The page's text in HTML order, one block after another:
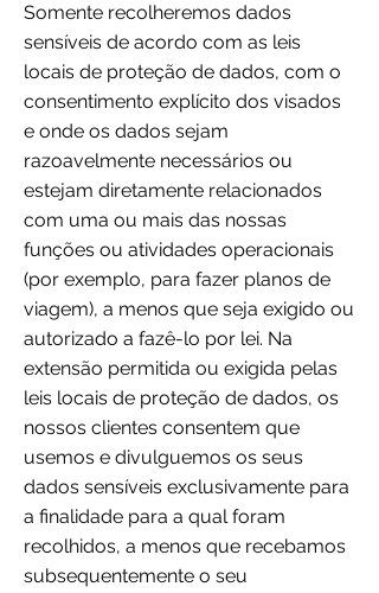
Somente recolheremos dados
sensíveis de acordo com as leis
locais de proteção de dados, com o
consentimento explícito dos visados
e onde os dados sejam
razoavelmente necessários ou
estejam diretamente relacionados
com uma ou mais das nossas
funções ou atividades operacionais
(por exemplo, para fazer planos de
viagem), a menos que seja exigido ou
autorizado a fazê-lo por lei. Na
extensão permitida ou exigida pelas
leis locais de proteção de dados, os
nossos clientes consentem que
usemos e divulguemos os seus
dados sensíveis exclusivamente para
a finalidade para a qual foram
recolhidos, a menos que recebamos
subsequentemente o seu